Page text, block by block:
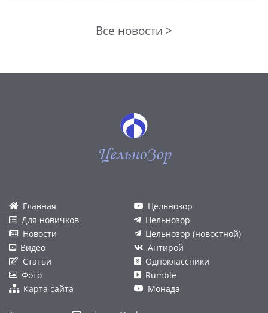
Все новости >
ЦельноЗор
Главная
Для новичков
Новости
Видео
Статьи
Фото
Карта сайта
Цельнозор
Цельнозор
Цельнозор (новостной)
Антирой
Одноклассники
Rumble
Монада